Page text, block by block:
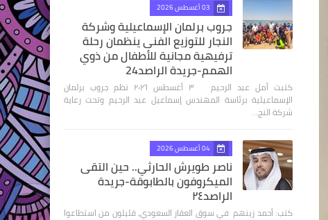
03 أغسطس 2026
جروب برلمان الإسماعيلية وشركة
النجار للتوزيع الفنى ينظمان رحلة
ترفيهية مجانية للأطفال من ذوي
الهمم-جريدة الراصد24
كتبت أمل عبد الرحيم ٣ أغسطس ٢٠٢٦ نظم جروب برلمان
الإسماعيلية برئاسة المهندس إسماعيل عبد الرحيم وتحت رعاية
شركة النج…
04 أغسطس 2026
ناصر طويرش الحارثي.. حين التقى
الميكروفون بالطابوقة-جريدة
الراصد٢٤
كتب: أحمد زينهم في سوق العقار السعودي، قليلون من استطاعوا